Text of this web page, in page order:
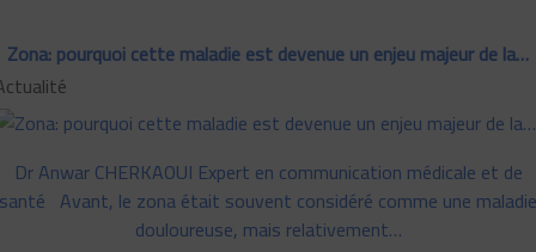
Zona: pourquoi cette maladie est devenue un enjeu majeur de la…
Dr Anwar CHERKAOUI Expert en communication médicale et de
santé Avant, le zona était souvent considéré comme une maladie
douloureuse, mais relativement…